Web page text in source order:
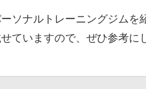
ソナルトレーニングジム
ていますので、ぜひ参考に